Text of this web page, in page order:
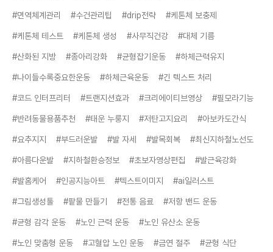
#면역체계관리 #수건관리팁 #drip전략 #케톤체 보충제
#케톤체 테스트 #케톤체 생성 #사무직건강 #대체 기름
#산화된 지방 #종아리강화 #균형잡기운동 #하체근력유지
#나이들수록중요한운동 #하체근육운동 #긴 텍스트 처리
#코드 인터프리터 #트랜지션효과 #크리에이티브영상 #필모라기능
#반려동물용품추천 #태운 누룽지 #저탄고지요리 #아보카도간식
#요추지지 #부드러운발 #발 자세 #발목회복 #최신지하철노선도
#아름다운발 #지하철환승정보 #초보자영상편집 #발근육강화
#발홈케어 #인공지능아트 #텍스트이미지 #ai일러스트
#그림생성툴 #팥물 만들기 #전통 음료 #저항 밴드 운동
#균형 감각 운동 #노인 근력 운동 #노인 유산소 운동
#노인 맞춤형 운동 #고혈압 노인 운동 #금연 절주 #균형 식단